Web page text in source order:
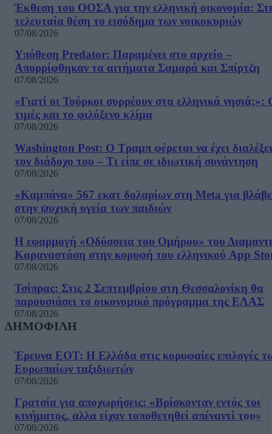
Έκθεση του ΟΟΣΑ για την ελληνική οικονομία:
τελευταία θέση το εισόδημα των νοικοκυριών
07/08/2026
Υπόθεση Predator: Παραμένει στο αρχείο –
Απορρίφθηκαν τα αιτήματα Σαμαρά και Σπίρτζη
07/08/2026
«Γιατί οι Τούρκοι συρρέουν στα ελληνικά νησιά;»:
τιμές και το φιλόξενο κλίμα
07/08/2026
Washington Post: Ο Τραμπ φέρεται να έχει διαλέξει
τον διάδοχο του – Τι είπε σε ιδιωτική συνάντηση
07/08/2026
«Καμπάνα» 567 εκατ δολαρίων στη Meta για
στην ψυχική υγεία των παιδιών
07/08/2026
Η εφαρμογή «Οδύσσεια του Ομήρου» του
Καραναστάση στην κορυφή του ελληνικού App
07/08/2026
Τσίπρας: Στις 2 Σεπτεμβρίου στη Θεσσαλονίκη θα
παρουσιάσει το οικονομικό πρόγραμμα της ΕΛΑΣ
07/08/2026
ΔΗΜΟΦΙΛΗ
Έρευνα ΕΟΤ: Η Ελλάδα στις κορυφαίες επιλογές
Ευρωπαίων ταξιδιωτών
07/08/2026
Γρατσία για αποχωρήσεις: «Bρίσκονταν εντός του
κινήματος, αλλα είχαν τοποθετηθεί απέναντί του»
07/08/2026